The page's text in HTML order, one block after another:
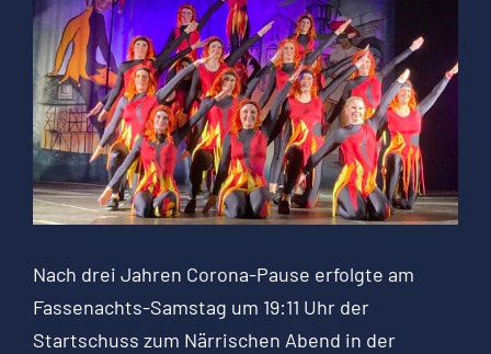
Nach drei Jahren Corona-Pause erfolgte am
Fassenachts-Samstag um 19:11 Uhr der
Startschuss zum Närrischen Abend in der